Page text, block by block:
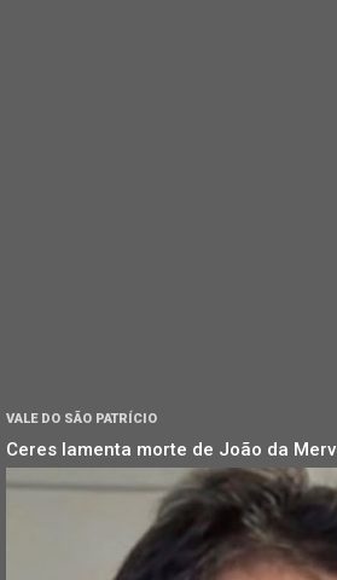
VALE DO SÃO PATRÍCIO
Ceres lamenta morte de João da Merv